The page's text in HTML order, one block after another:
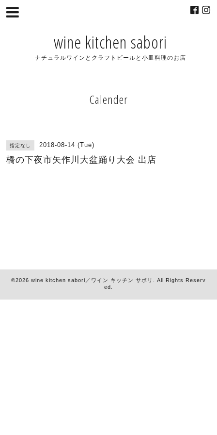
wine kitchen sabori
ナチュラルワインとクラフトビールと小皿料理のお店
Calender
指定なし 2018-08-14 (Tue)
橋の下夜市矢作川大盆踊り大会 出店
©2026 wine kitchen sabori／ワイン キッチン サボリ
. All Rights Reserv
ed.